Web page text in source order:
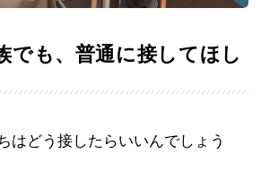
でも、普通に接してほし
どう接したらいいんでしょう